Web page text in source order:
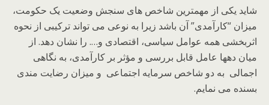
شاید یکى از مهمترین شاخص هاى سنجش وضعیت یک حکومت،
میزان “کارآمدى” آن باشد زیرا به نوعى مى تواند ترکیبى از نحوه
اثربخشى همه عوامل سیاسى، اقتصادى و…. را نشان دهد. از
میان دهها عامل قابل بررسى و مؤثر بر کارآمدى، به نگاهى
اجمالى به دو شاخص سرمایه اجتماعى و میزان رضایت مندى
بسنده مى نمایم.